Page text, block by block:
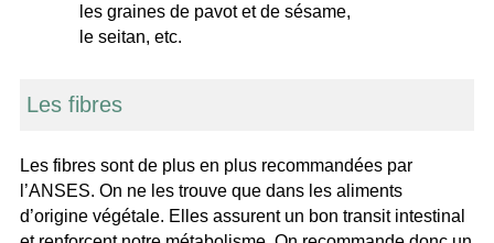
les graines de pavot et de sésame,
le seitan, etc.
Les fibres
Les fibres sont de plus en plus recommandées par
l’ANSES. On ne les trouve que dans les aliments
d’origine végétale. Elles assurent un bon transit intestinal